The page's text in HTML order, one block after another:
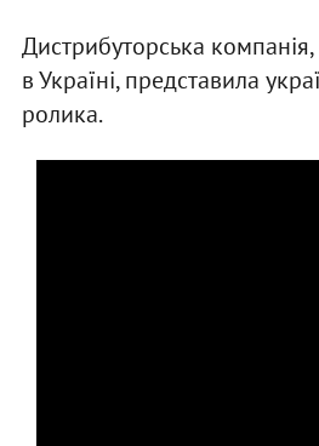
Дистрибуторська
в Україні, представила
ролика.